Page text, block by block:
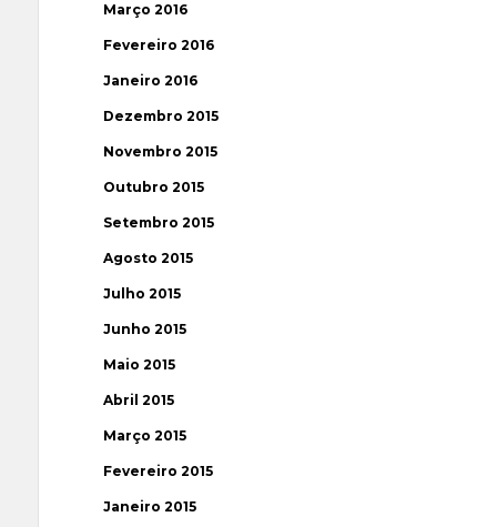
Março 2016
Fevereiro 2016
Janeiro 2016
Dezembro 2015
Novembro 2015
Outubro 2015
Setembro 2015
Agosto 2015
Julho 2015
Junho 2015
Maio 2015
Abril 2015
Março 2015
Fevereiro 2015
Janeiro 2015